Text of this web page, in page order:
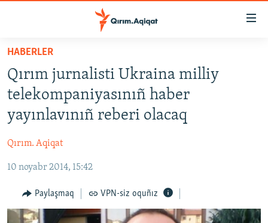
Esas
qaytmaq
Baş
navigatsiyağa
qaytmaq
Qıdıruvğa
SİYASET
İQTİSADİYAT
MEDENİYET
İNSAN AQLARI
VİDEO
SÜRET
HABERLER
Qırım jurnalisti Ukraina milliy
telekompaniyasınıñ haber
yayınlavınıñ reberi olacaq
Qırım. Aqiqat
10 noyabr 2014, 15:42
Paylaşmaq VPN-siz oquñız